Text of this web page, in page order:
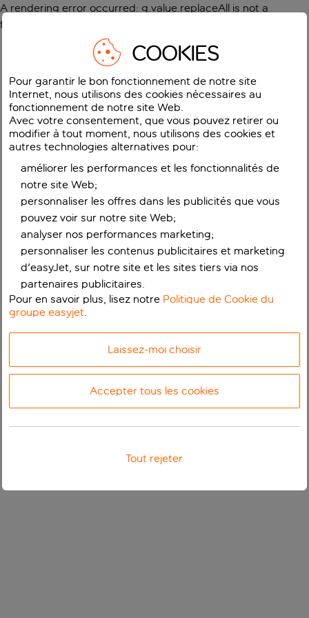
A rendering error occurred: g.value.replaceAll is not a
function
COOKIES
Pour garantir le bon fonctionnement de notre site
Internet, nous utilisons des cookies nécessaires au
fonctionnement de notre site Web.
Avec votre consentement, que vous pouvez retirer ou
modifier à tout moment, nous utilisons des cookies et
autres technologies alternatives pour:
améliorer les performances et les fonctionnalités de
notre site Web;
personnaliser les offres dans les publicités que vous
pouvez voir sur notre site Web;
analyser nos performances marketing;
personnaliser les contenus publicitaires et marketing
d'easyJet, sur notre site et les sites tiers via nos
partenaires publicitaires.
Pour en savoir plus, lisez notre Politique de Cookie du
groupe easyjet.
Laissez-moi choisir
Accepter tous les cookies
Tout rejeter